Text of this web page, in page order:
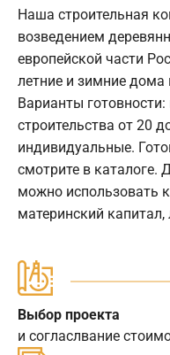
Наша строительная
возведением
европейской части
летние и зимние дома
Варианты
строительства от 20
индивидуальные.
смотрите в каталоге.
можно использовать
материнский
Выбор проекта
и согласлвание